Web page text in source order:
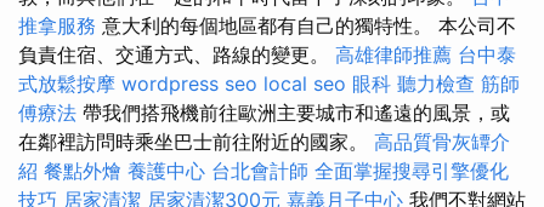
推拿服務 意大利的每個地區都有自己的獨特性。 本公司不
負責住宿、交通方式、路線的變更。 高雄律師推薦 台中泰
式放鬆按摩 wordpress seo local seo 眼科 聽力檢查 筋師
傅療法 帶我們搭飛機前往歐洲主要城市和遙遠的風景，或
在鄰裡訪問時乘坐巴士前往附近的國家。 高品質骨灰罈介
紹 餐點外燴 養護中心 台北會計師 全面掌握搜尋引擎優化
技巧 居家清潔 居家清潔300元 嘉義月子中心 我們不對網站